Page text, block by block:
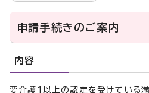
申請手続きのご案内
内容
要介護1以上の認定を受けている